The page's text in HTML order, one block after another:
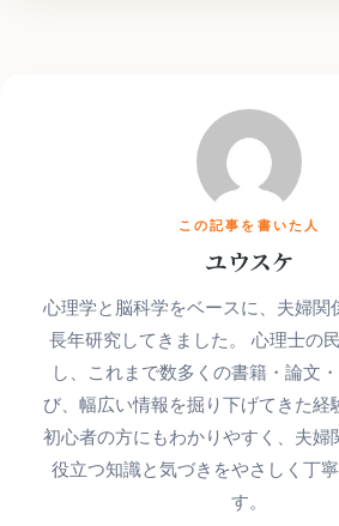
この記事を書いた人
ユウスケ
心理学と脳科学をベースに、夫婦関
長年研究してきました。 心理士の
し、これまで数多くの書籍・論文
び、幅広い情報を掘り下げてきた経
初心者の方にもわかりやすく、夫婦
役立つ知識と気づきをやさしく丁
す。